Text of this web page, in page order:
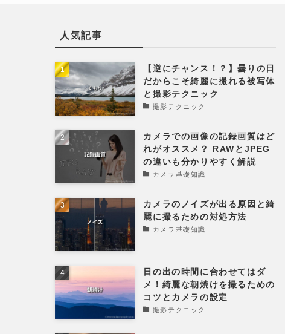
人気記事
【逆にチャンス！？】曇りの日
だからこそ綺麗に撮れる被写体
と撮影テクニック
撮影テクニック
カメラでの画像の記録画質はど
れがオススメ？ RAWとJPEG
の違いも分かりやすく解説
カメラ基礎知識
カメラのノイズが出る原因と綺
麗に撮るための対処方法
カメラ基礎知識
日の出の時間に合わせてはダ
メ！綺麗な朝焼けを撮るための
コツとカメラの設定
撮影テクニック